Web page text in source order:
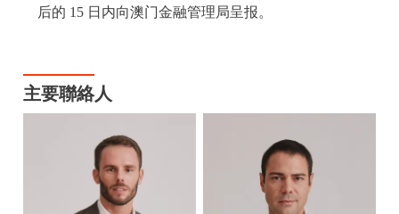
后的 15 日内向澳门金融管理局呈报。
主要聯絡人